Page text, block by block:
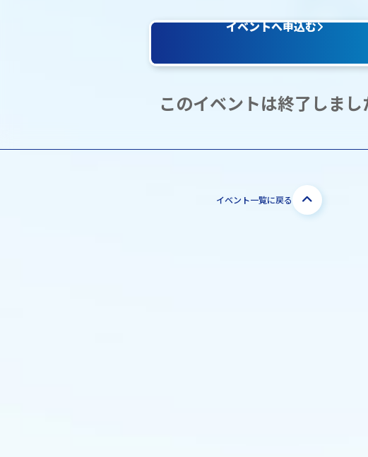
イベントへ申込む
このイベントは終了しまし
イベント一覧に戻る